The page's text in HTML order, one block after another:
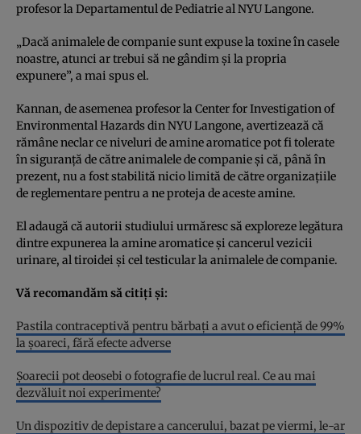
profesor la Departamentul de Pediatrie al NYU Langone.
„Dacă animalele de companie sunt expuse la toxine în casele
noastre, atunci ar trebui să ne gândim și la propria
expunere”, a mai spus el.
Kannan, de asemenea profesor la Center for Investigation of
Environmental Hazards din NYU Langone, avertizează că
rămâne neclar ce niveluri de amine aromatice pot fi tolerate
în siguranță de către animalele de companie și că, până în
prezent, nu a fost stabilită nicio limită de către organizațiile
de reglementare pentru a ne proteja de aceste amine.
El adaugă că autorii studiului urmăresc să exploreze legătura
dintre expunerea la amine aromatice și cancerul vezicii
urinare, al tiroidei și cel testicular la animalele de companie.
Vă recomandăm să citiți și:
Pastila contraceptivă pentru bărbați a avut o eficiență de 99%
la șoareci, fără efecte adverse
Șoarecii pot deosebi o fotografie de lucrul real. Ce au mai
dezvăluit noi experimente?
Un dispozitiv de depistare a cancerului, bazat pe viermi, le-ar